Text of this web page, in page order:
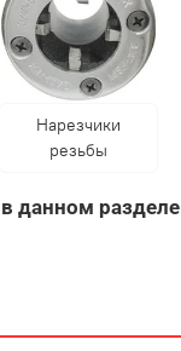
Нарезчики
резьбы
данном разделе